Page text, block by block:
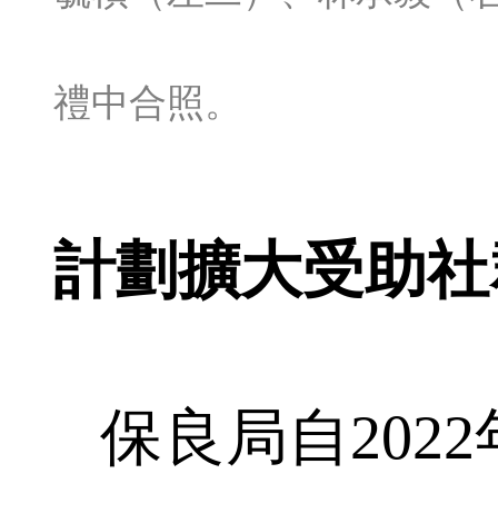
禮中合照。
計劃擴大受助
保良局自2022